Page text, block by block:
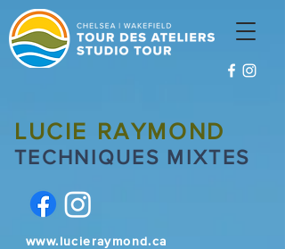
LUCIE RAYMOND
TECHNIQUES MIXTES
www.lucieraymond.ca